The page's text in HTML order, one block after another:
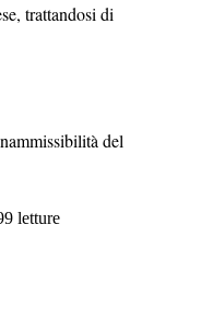
trattandosi di
del
letture